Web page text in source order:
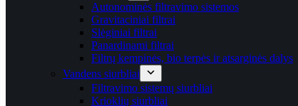
Autonominės filtravimo sistemos
Gravitaciniai filtrai
Slėginiai filtrai
Panardinami filtrai
Filtrų kempinės, bio terpės ir atsarginės dalys
Vandens siurbliai
Filtravimo sistemų siurbliai
Krioklių siurbliai